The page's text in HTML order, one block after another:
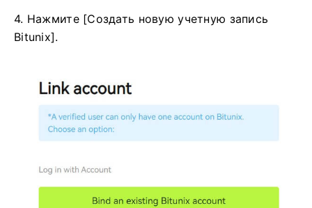
4. Нажмите [Создать новую учетную запись
Bitunix].